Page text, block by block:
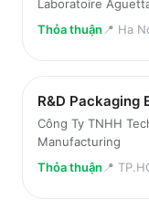
Laboratoire
Thỏa thuận 📍 Ha
R&D Packaging
Công Ty TNHH
Manufacturing
Thỏa thuận 📍